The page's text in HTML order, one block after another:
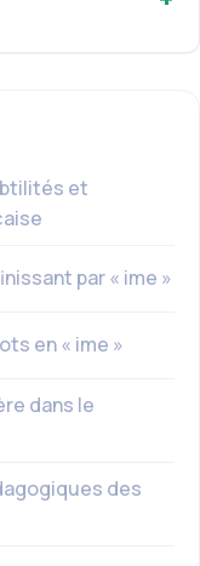
et
par « ime »
en « ime »
dans le
des